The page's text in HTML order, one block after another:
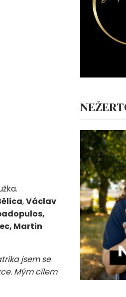
,Václav
Martin
jsem se
Mým cílem